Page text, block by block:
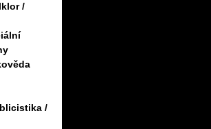
/
/